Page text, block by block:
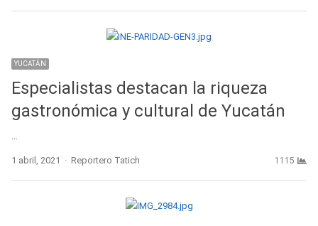
YUCATÁN
Especialistas destacan la riqueza
gastronómica y cultural de Yucatán
…
1 abril, 2021 Author
Reportero Tatich 1115